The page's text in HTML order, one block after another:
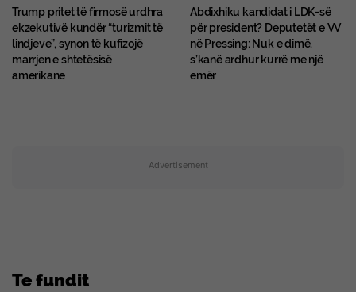
Trump pritet të firmosë urdhra
ekzekutivë kundër “turizmit të
lindjeve”, synon të kufizojë
marrjen e shtetësisë
amerikane
Abdixhiku kandidat i LDK-së
për president? Deputetët e VV
në Pressing: Nuk e dimë,
s’kanë ardhur kurrë me një
emër
Advertisement
Te fundit